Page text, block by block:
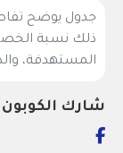
جدول يوضح
ذلك نسبة
المستهدفة،
شارك